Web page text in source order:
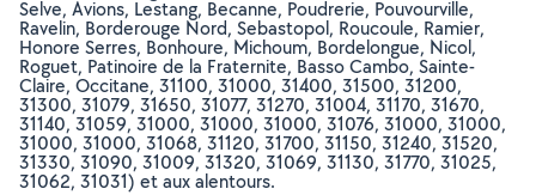
Selve, Avions, Lestang, Becanne, Poudrerie, Pouvourville,
Ravelin, Borderouge Nord, Sebastopol, Roucoule, Ramier,
Honore Serres, Bonhoure, Michoum, Bordelongue, Nicol,
Roguet, Patinoire de la Fraternite, Basso Cambo, Sainte-
Claire, Occitane, 31100, 31000, 31400, 31500, 31200,
31300, 31079, 31650, 31077, 31270, 31004, 31170, 31670,
31140, 31059, 31000, 31000, 31000, 31076, 31000, 31000,
31000, 31000, 31068, 31120, 31700, 31150, 31240, 31520,
31330, 31090, 31009, 31320, 31069, 31130, 31770, 31025,
31062, 31031) et aux alentours.